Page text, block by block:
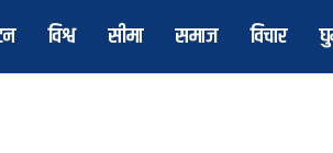
विश्व सीमा समाज विचार